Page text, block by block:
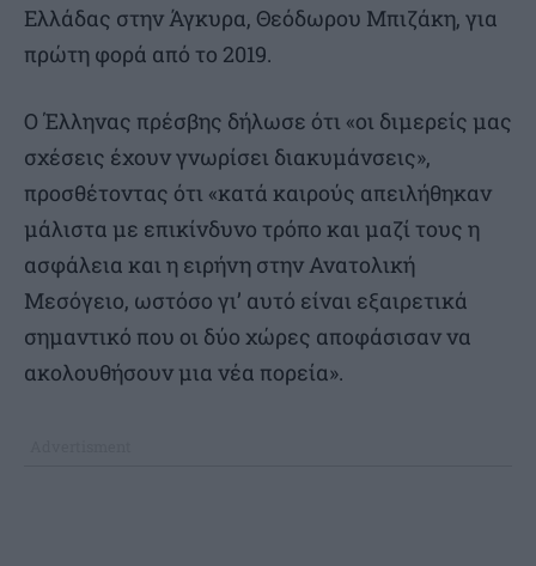
Ελλάδας στην Άγκυρα, Θεόδωρου Μπιζάκη, για
πρώτη φορά από το 2019.
Ο Έλληνας πρέσβης δήλωσε ότι «οι διμερείς μας
σχέσεις έχουν γνωρίσει διακυμάνσεις»,
προσθέτοντας ότι «κατά καιρούς απειλήθηκαν
μάλιστα με επικίνδυνο τρόπο και μαζί τους η
ασφάλεια και η ειρήνη στην Ανατολική
Μεσόγειο, ωστόσο γι’ αυτό είναι εξαιρετικά
σημαντικό που οι δύο χώρες αποφάσισαν να
ακολουθήσουν μια νέα πορεία».